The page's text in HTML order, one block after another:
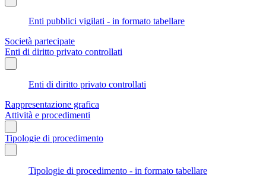
Enti pubblici vigilati - in formato tabellare
Società partecipate
Enti di diritto privato controllati
Enti di diritto privato controllati
Rappresentazione grafica
Attività e procedimenti
Tipologie di procedimento
Tipologie di procedimento - in formato tabellare